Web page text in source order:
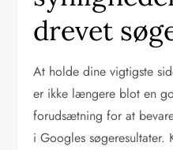
drevet
At holde dine vigtigste
er ikke længere blot en
forudsætning for at
i Googles søgeresultater.